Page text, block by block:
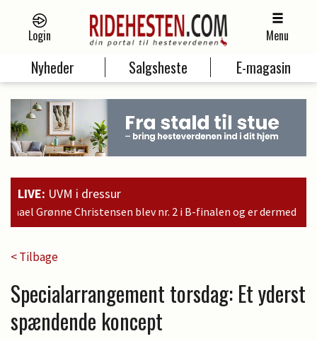
Login Menu
Nyheder Salgsheste E-magasin
LIVE: UVM i dressur
2 i B-finalen og er dermed kvalificeret til søndagens finale
< Tilbage
Specialarrangement torsdag: Et yderst
spændende koncept